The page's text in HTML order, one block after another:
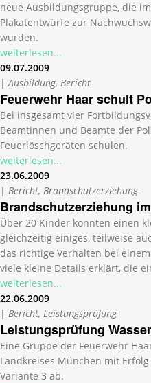
neue Ausbildungsgruppe, die
Plakatentwürfe zur
wurden.
weiterlesen...
09.07.2009
| Ausbildung, Bericht
Feuerwehr Haar schult
Bei insgesamt vier
Beamtinnen und Beamte der
Feuerlöschgeräten schulen.
weiterlesen...
23.06.2009
| Bericht, Brandschutzerziehung
Brandschutzerziehung
Über 20 Kinder konnten einen
gleichzeitig einiges, teilweise
das richtige Verhalten bei
viele kleine Details erklärt, die
weiterlesen...
22.06.2009
| Bericht, Leistungsprüfung
Leistungsprüfung Wasser
Eine Gruppe der Feuerwehr
Landkreises München mit
Variante 3 ab.